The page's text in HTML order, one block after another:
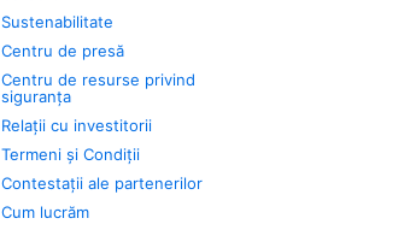
Sustenabilitate
Centru de presă
Centru de resurse privind
siguranța
Relații cu investitorii
Termeni și Condiții
Contestații ale partenerilor
Cum lucrăm